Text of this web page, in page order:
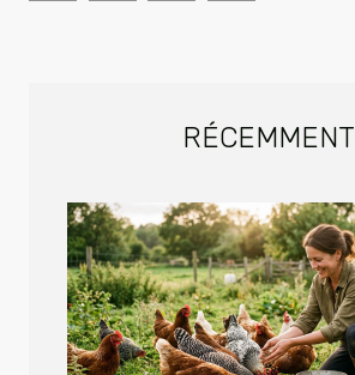
RÉCEMMENT